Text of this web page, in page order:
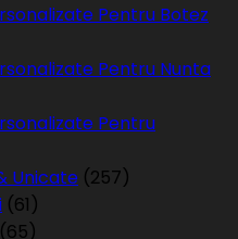
Pentru Botez
Pentru Nunta
Pentru
Unicate (257)
(61)
(65)